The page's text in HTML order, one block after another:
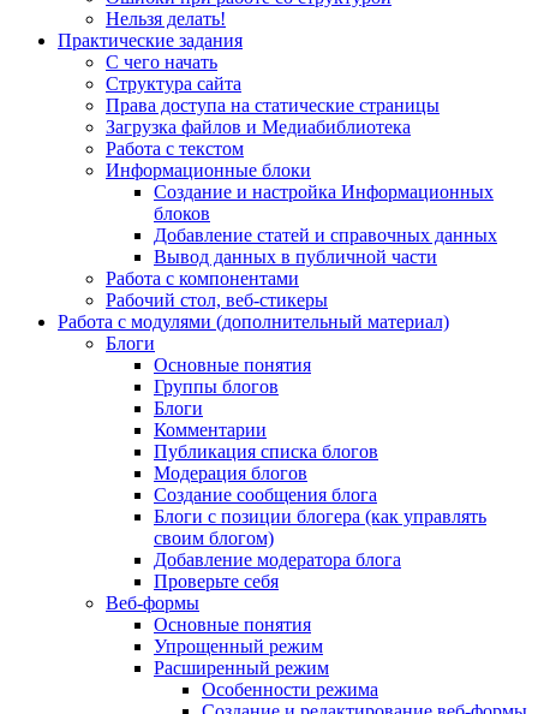
Нельзя делать!
Практические задания
С чего начать
Структура сайта
Права доступа на статические страницы
Загрузка файлов и Медиабиблиотека
Работа с текстом
Информационные блоки
Создание и настройка Информационных
блоков
Добавление статей и справочных данных
Вывод данных в публичной части
Работа с компонентами
Рабочий стол, веб-стикеры
Работа с модулями (дополнительный материал)
Блоги
Основные понятия
Группы блогов
Блоги
Комментарии
Публикация списка блогов
Модерация блогов
Создание сообщения блога
Блоги с позиции блогера (как управлять
своим блогом)
Добавление модератора блога
Проверьте себя
Веб-формы
Основные понятия
Упрощенный режим
Расширенный режим
Особенности режима